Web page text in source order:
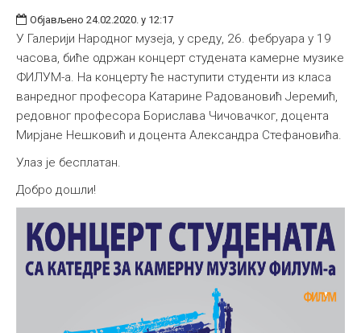
Објављено 24.02.2020. у 12:17
У Галерији Народног музеја, у среду, 26. фебруара у 19
часова, биће одржан концерт студената камерне музике
ФИЛУМ-а. На концерту ће наступити студенти из класа
ванредног професора Катарине Радовановић Јеремић,
редовног професора Борислава Чичовачког, доцента
Мирјане Нешковић и доцента Александра Стефановића.
Улаз је бесплатан.
Добро дошли!